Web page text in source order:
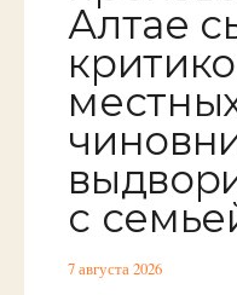
Алтае
с
7 августа 2026